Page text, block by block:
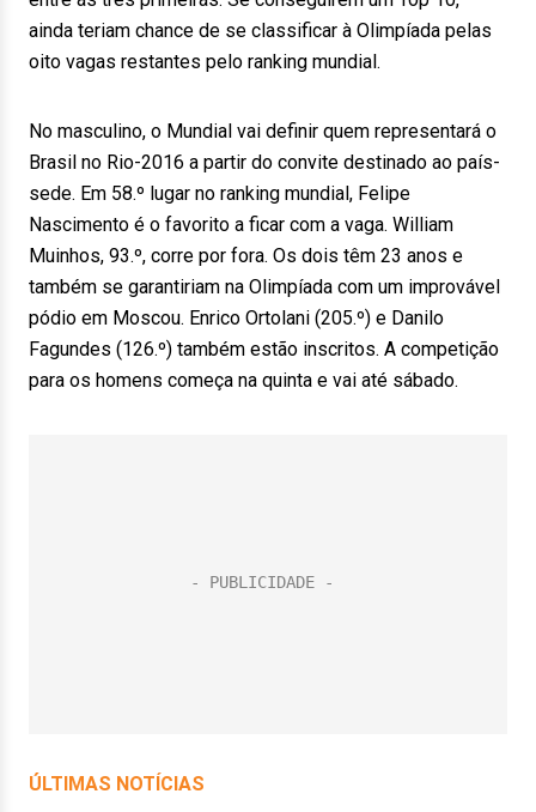
ainda teriam chance de se classificar à Olimpíada pelas
oito vagas restantes pelo ranking mundial.
No masculino, o Mundial vai definir quem representará o
Brasil no Rio-2016 a partir do convite destinado ao país-
sede. Em 58.º lugar no ranking mundial, Felipe
Nascimento é o favorito a ficar com a vaga. William
Muinhos, 93.º, corre por fora. Os dois têm 23 anos e
também se garantiriam na Olimpíada com um improvável
pódio em Moscou. Enrico Ortolani (205.º) e Danilo
Fagundes (126.º) também estão inscritos. A competição
para os homens começa na quinta e vai até sábado.